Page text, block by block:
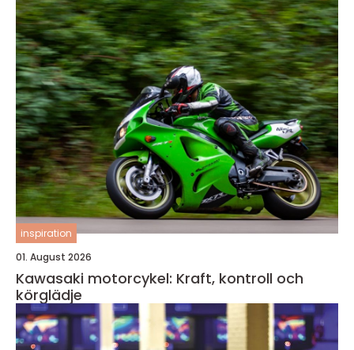
inspiration
01. August 2026
Kawasaki motorcykel: Kraft, kontroll och
körglädje